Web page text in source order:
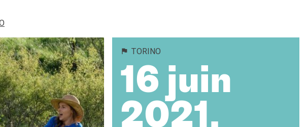
TORINO
16 juin
2021,